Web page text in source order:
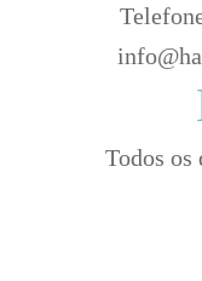
Todos os